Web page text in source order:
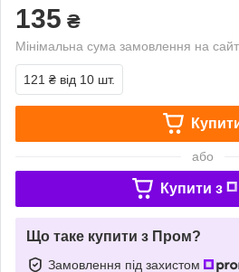
135 ₴
Мінімальна сума замовлення на
121 ₴ від 10 шт.
або
Купити з
Що таке купити з Пром?
Замовлення під захистом